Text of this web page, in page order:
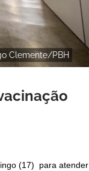
Clemente/PBH
(17) para atender